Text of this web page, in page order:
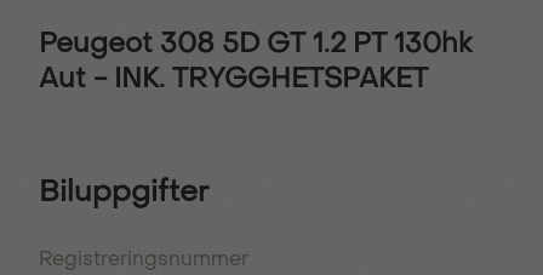
Peugeot 308 5D GT 1.2 PT 130hk
Aut - INK. TRYGGHETSPAKET
Biluppgifter
Registreringsnummer